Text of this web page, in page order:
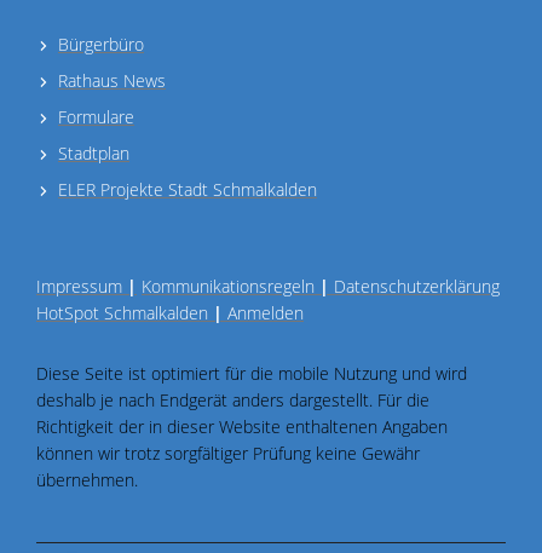
Bürgerbüro
Rathaus News
Formulare
Stadtplan
ELER Projekte Stadt Schmalkalden
Impressum | Kommunikationsregeln | Datenschutzerklärung
HotSpot Schmalkalden | Anmelden
Diese Seite ist optimiert für die mobile Nutzung und wird
deshalb je nach Endgerät anders dargestellt. Für die
Richtigkeit der in dieser Website enthaltenen Angaben
können wir trotz sorgfältiger Prüfung keine Gewähr
übernehmen.